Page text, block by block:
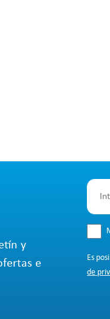
y
e
Es
de